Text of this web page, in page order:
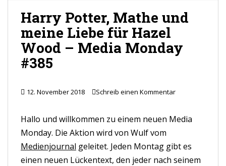
Harry Potter, Mathe und
meine Liebe für Hazel
Wood – Media Monday
#385
12. November 2018 Schreib einen Kommentar
Hallo und willkommen zu einem neuen Media
Monday. Die Aktion wird von Wulf vom
Medienjournal geleitet. Jeden Montag gibt es
einen neuen Lückentext, den jeder nach seinem